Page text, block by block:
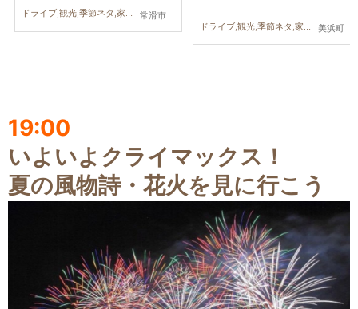
常滑市
ドライブ,観光,季節ネタ,家族,カップル
美浜町
ドライブ,観光,季節ネタ,家族,カップル
19:00
いよいよクライマックス！
夏の風物詩・花火を見に行こう